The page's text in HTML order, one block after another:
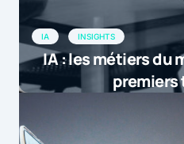
IA INSIGHTS
IA : les métiers du
premiers